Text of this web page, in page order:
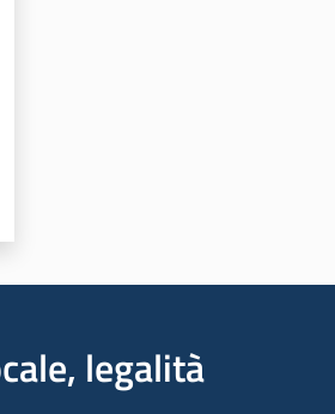
legalità